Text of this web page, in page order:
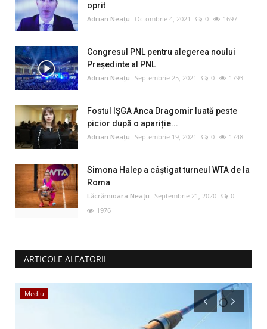
oprit
Adrian Neațu Octombrie 4, 2021 0 1697
Congresul PNL pentru alegerea noului
Preşedinte al PNL
Adrian Neațu Septembrie 25, 2021 0 1793
Fostul IȘGA Anca Dragomir luată peste
picior după o apariție...
Adrian Neațu Septembrie 19, 2021 0 1748
Simona Halep a câştigat turneul WTA de la
Roma
Lăcrămioara Neațu Septembrie 21, 2020
0
1976
ARTICOLE ALEATORII